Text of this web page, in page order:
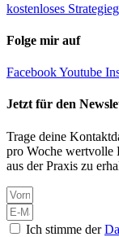
kostenloses
Folge mir auf
FacebookYoutube
Jetzt für den
Trage deine
pro Woche wertvolle
aus der Praxis zu
Ich stimme der